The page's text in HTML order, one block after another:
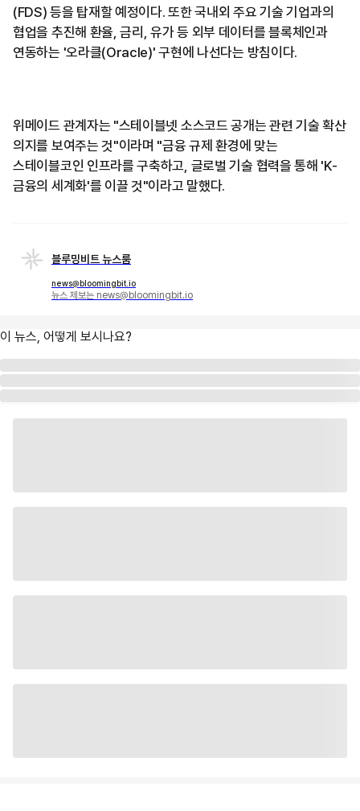
(FDS) 등을 탑재할 예정이다. 또한 국내외 주요 기술 기업과의
협업을 추진해 환율, 금리, 유가 등 외부 데이터를 블록체인과
연동하는 '오라클(Oracle)' 구현에 나선다는 방침이다.
위메이드 관계자는 "스테이블넷 소스코드 공개는 관련 기술 확산
의지를 보여주는 것"이라며 "금융 규제 환경에 맞는
스테이블코인 인프라를 구축하고, 글로벌 기술 협력을 통해 'K-
금융의 세계화'를 이끌 것"이라고 말했다.
블루밍비트 뉴스룸
news@bloomingbit.io
뉴스 제보는 news@bloomingbit.io
이 뉴스, 어떻게 보시나요?